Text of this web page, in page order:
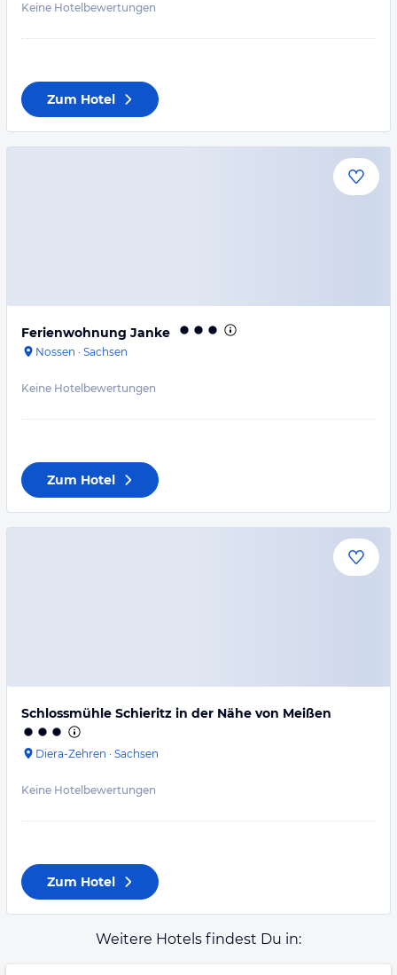
Keine Hotelbewertungen
Zum Hotel
Ferienwohnung Janke
Nossen · Sachsen
Keine Hotelbewertungen
Zum Hotel
Schlossmühle Schieritz in der Nähe von Meißen
Diera-Zehren · Sachsen
Keine Hotelbewertungen
Zum Hotel
Weitere Hotels findest Du in: